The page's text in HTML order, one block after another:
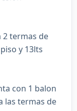
2 termas de
y 13lts
con 1 balon
las termas de